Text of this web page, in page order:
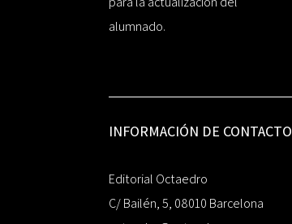
alumnado.
INFORMACIÓN DE CONTACTO
Editorial Octaedro
C/ Bailén, 5, 08010 Barcelona